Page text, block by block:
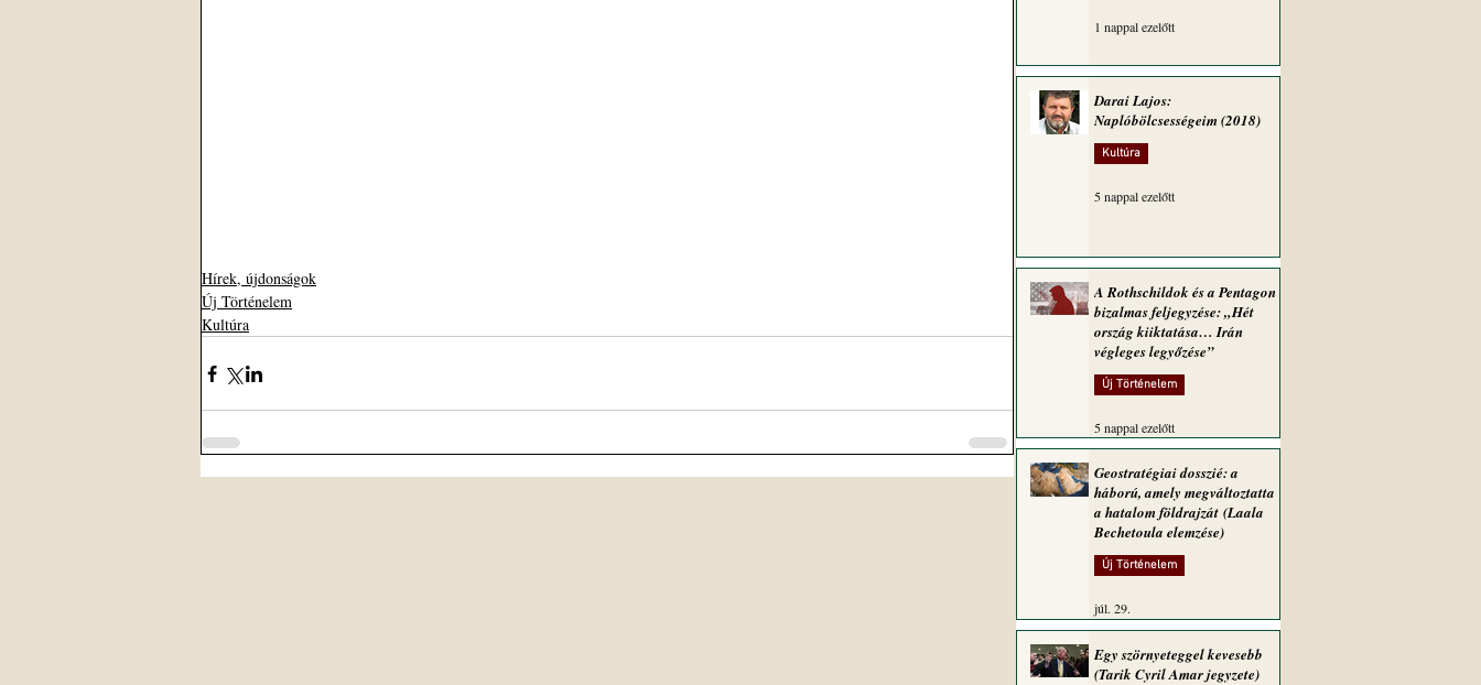
Hírek, újdonságok
Új Történelem
Kultúra
1 nappal ezelőtt
Darai Lajos:
Naplóbölcsességeim (2018)
Kultúra
5 nappal ezelőtt
A Rothschildok és a Pentagon
bizalmas feljegyzése: „Hét
ország kiiktatása… Irán
végleges legyőzése”
Új Történelem
5 nappal ezelőtt
Geostratégiai dosszié: a
háború, amely megváltoztatta
a hatalom földrajzát (Laala
Bechetoula elemzése)
Új Történelem
júl. 29.
Egy szörnyeteggel kevesebb
(Tarik Cyril Amar jegyzete)